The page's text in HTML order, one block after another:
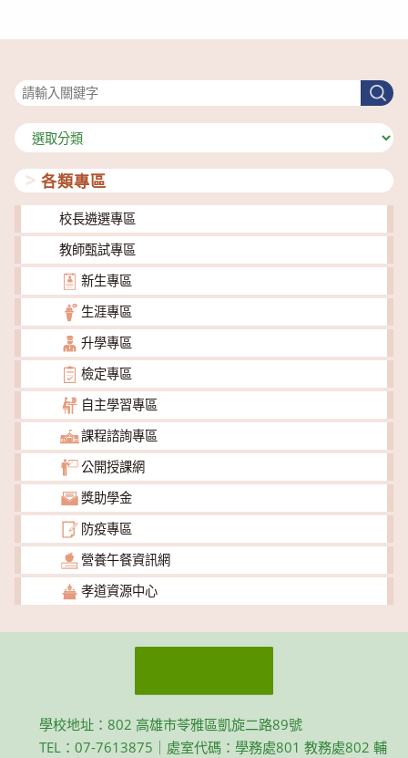
搜
尋
分
類
各類專區
校長遴選專區
教師甄試專區
新生專區
生涯專區
升學專區
檢定專區
自主學習專區
課程諮詢專區
公開授課網
獎助學金
防疫專區
營養午餐資訊網
孝道資源中心
學校地址：802 高雄市苓雅區凱旋二路89號
TEL：07-7613875｜處室代碼：學務處801 教務處802 輔